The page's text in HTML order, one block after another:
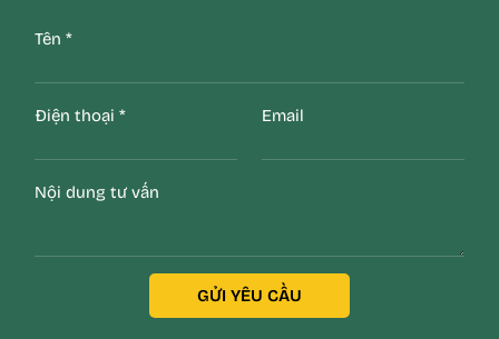
Tên *
Điện thoại * Email
Nội dung tư vấn
GỬI YÊU CẦU